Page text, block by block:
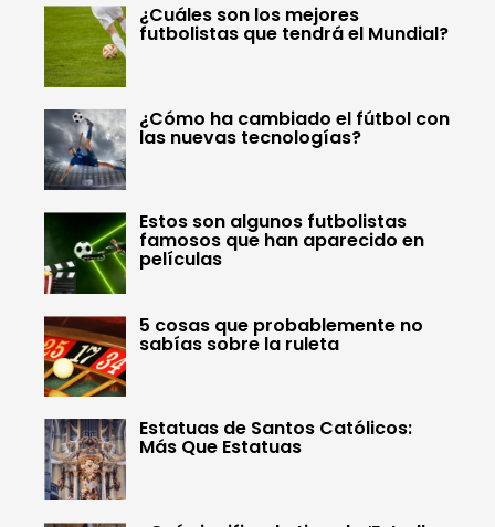
¿Cuáles son los mejores
futbolistas que tendrá el Mundial?
¿Cómo ha cambiado el fútbol con
las nuevas tecnologías?
Estos son algunos futbolistas
famosos que han aparecido en
películas
5 cosas que probablemente no
sabías sobre la ruleta
Estatuas de Santos Católicos:
Más Que Estatuas